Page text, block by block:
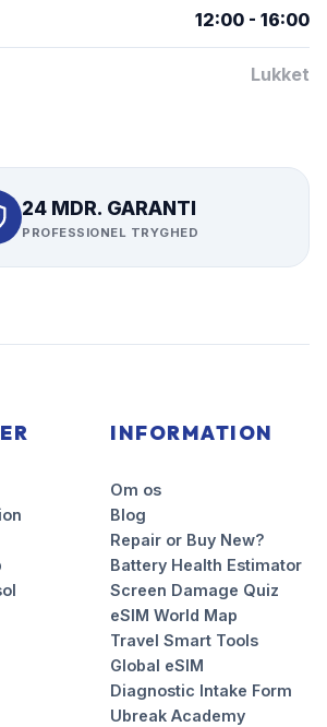
12:00 - 16:00
Lukket
24 MDR. GARANTI
PROFESSIONEL TRYGHED
INFORMATION
Om os
Blog
Repair or Buy New?
Battery Health Estimator
Screen Damage Quiz
eSIM World Map
Travel Smart Tools
Global eSIM
Diagnostic Intake Form
Ubreak Academy